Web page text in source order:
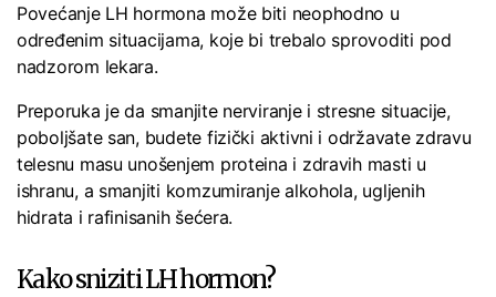
Povećanje LH hormona može biti neophodno u
određenim situacijama, koje bi trebalo sprovoditi pod
nadzorom lekara.
Preporuka je da smanjite nerviranje i stresne situacije,
poboljšate san, budete fizički aktivni i održavate zdravu
telesnu masu unošenjem proteina i zdravih masti u
ishranu, a smanjiti komzumiranje alkohola, ugljenih
hidrata i rafinisanih šećera.
Kako sniziti LH hormon?